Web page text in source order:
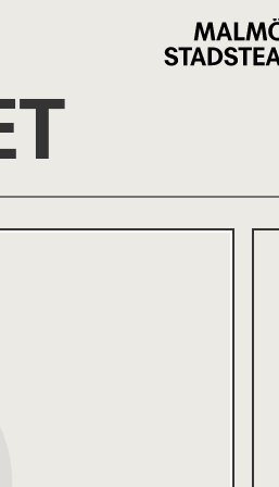
Stadsteater